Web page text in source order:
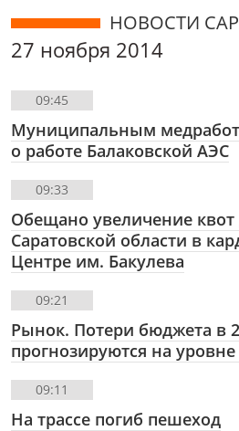
НОВОСТИ
27 ноября 2014
09:45
Муниципальным
о работе Балаковской АЭС
09:33
Обещано увеличение квот
Саратовской области в
Центре им. Бакулева
09:21
Рынок. Потери бюджета в
прогнозируются на
09:11
На трассе погиб пешеход